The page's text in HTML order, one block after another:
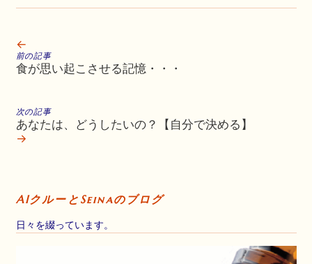
←
前の記事
食が思い起こさせる記憶・・・
次の記事
あなたは、どうしたいの？【自分で決める】
→
AIクルーとSeinaのブログ
日々を綴っています。